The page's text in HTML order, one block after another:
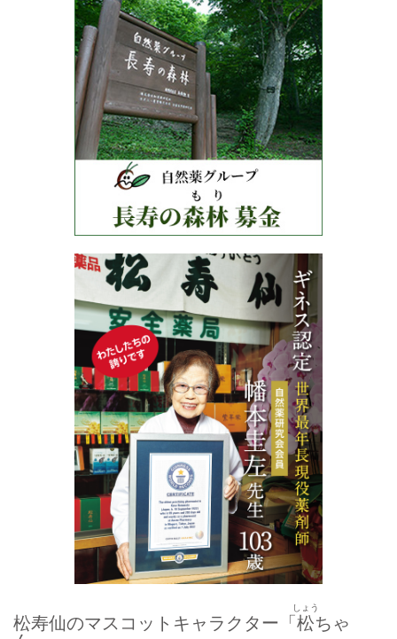
松寿仙のマスコットキャラクター「松
しょう
ちゃ